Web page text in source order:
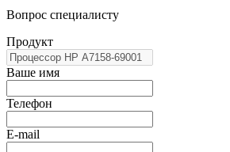
Вопрос специалисту
Продукт
Ваше имя
Телефон
E-mail